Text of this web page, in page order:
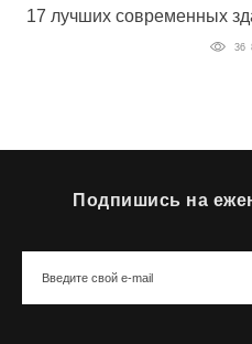
17 лучших современных
36
Подпишись на